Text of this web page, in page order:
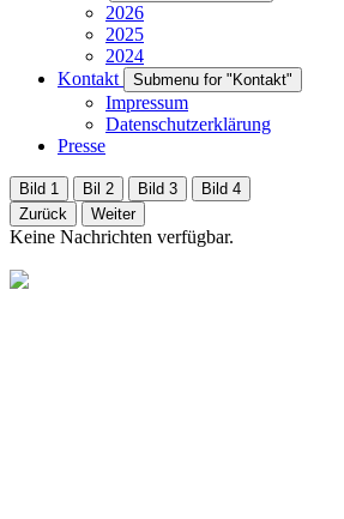
2026
2025
2024
Kontakt
Submenu for "Kontakt"
Impressum
Datenschutzerklärung
Presse
Bild 1 Bil 2 Bild 3
Bild 4
Zurück
Weiter
Keine Nachrichten verfügbar.